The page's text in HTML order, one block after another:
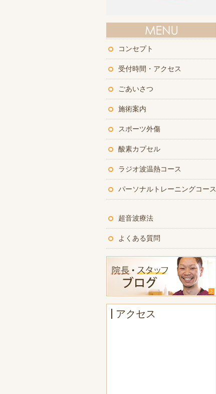
コンセプト
受付時間・アクセス
ごあいさつ
施術案内
スポーツ外傷
酸素カプセル
ラジオ波温熱コース
パーソナルトレーニングコース
超音波療法
よくある質問
アクセス